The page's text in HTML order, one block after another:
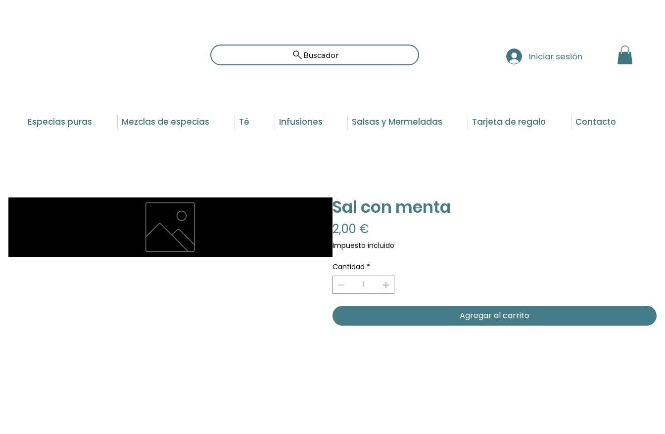
Especias puras Mezclas de especias Té Infusiones Salsas y Mermeladas Tarjeta de regalo Contacto
Buscador Iniciar sesión
Sal con menta
2,00 €
Impuesto incluido
Cantidad *
Agregar al carrito